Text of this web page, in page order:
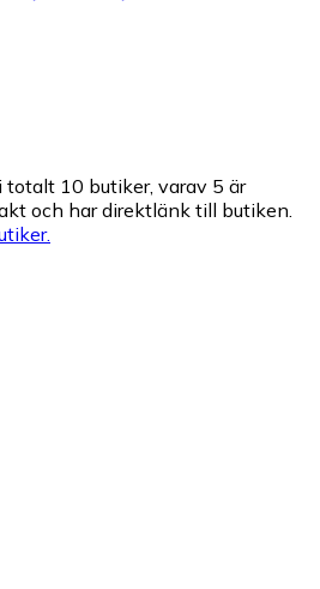
10 butiker, varav 5 är
och har direktlänk till butiken.